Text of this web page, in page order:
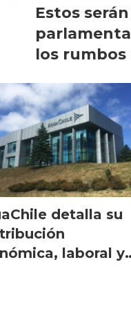
Estos
los rumbos
detalla su
laboral y